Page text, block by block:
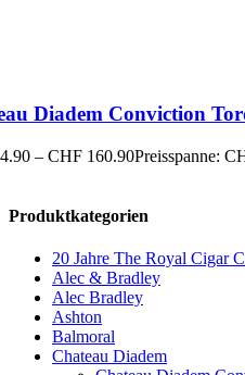
Diadem Conviction
– CHF 160.90Preisspanne:
Produktkategorien
20 Jahre The Royal Cigar
Alec & Bradley
Alec Bradley
Ashton
Balmoral
Chateau Diadem